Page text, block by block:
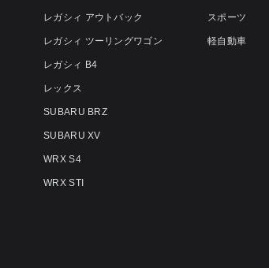
レガシィ アウトバック
レガシィ ツーリングワゴン
レガシィ B4
レックス
SUBARU BRZ
SUBARU XV
WRX S4
WRX STI
スポーツ
軽自動車